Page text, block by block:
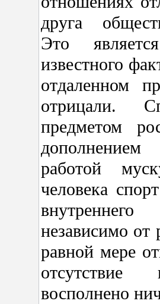
друга
Это
известного
отдаленном
отрицали.
предметом
дополнением
работой
человека
внутреннего
независимо от
равной мере
восполнено